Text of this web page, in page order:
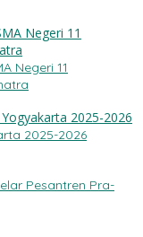
Negeri 11
2025-2026
Pesantren Pra-